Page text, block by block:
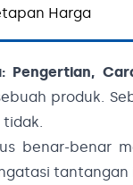
Harga
Pengertian,
produk.
tidak.
benar-benar
tantangan